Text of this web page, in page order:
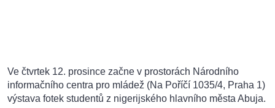
Ve čtvrtek 12. prosince začne v prostorách Národního
informačního centra pro mládež (Na Poříčí 1035/4, Praha 1)
výstava fotek studentů z nigerijského hlavního města Abuja.